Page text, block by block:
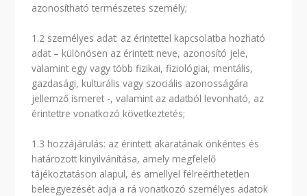
azonosítható természetes személy;
1.2 személyes adat: az érintettel kapcsolatba hozható
adat – különösen az érintett neve, azonosító jele,
valamint egy vagy több fizikai, fiziológiai, mentális,
gazdasági, kulturális vagy szociális azonosságára
jellemző ismeret -, valamint az adatból levonható, az
érintettre vonatkozó következtetés;
1.3 hozzájárulás: az érintett akaratának önkéntes és
határozott kinyilvánítása, amely megfelelő
tájékoztatáson alapul, és amellyel félreérthetetlen
beleegyezését adja a rá vonatkozó személyes adatok